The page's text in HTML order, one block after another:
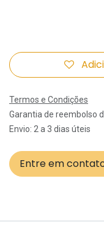
Termos e Condições
Garantia de reembolso
Envio: 2 a 3 dias úteis
Entre em